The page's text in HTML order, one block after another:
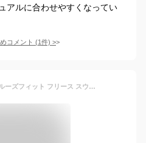
アルに合わせやすくなってい
コメント (1件) >
アディダス ワーディング ルーズフィット フリース スウェットシャツ ジェンダーニュートラル スウェット メンズ ブラック 黒 ベージュ ホワイト 白 グリーン みどり ADIDAS IJM05 スポーツウェア ウエア トップス フリース 裏起毛 長袖 国内正規品